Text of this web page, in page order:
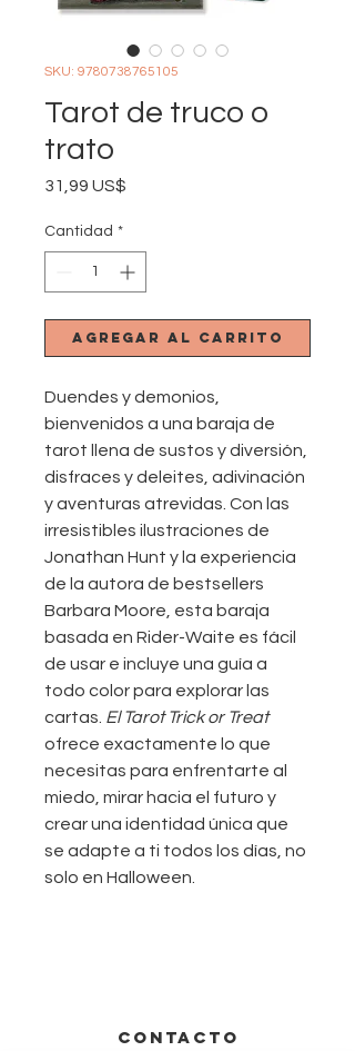
SKU: 9780738765105
Tarot de truco o
trato
31,99 US$
Cantidad *
Agregar al carrito
Duendes y demonios,
bienvenidos a una baraja de
tarot llena de sustos y diversión,
disfraces y deleites, adivinación
y aventuras atrevidas. Con las
irresistibles ilustraciones de
Jonathan Hunt y la experiencia
de la autora de bestsellers
Barbara Moore, esta baraja
basada en Rider-Waite es fácil
de usar e incluye una guía a
todo color para explorar las
cartas. El Tarot Trick or Treat
ofrece exactamente lo que
necesitas para enfrentarte al
miedo, mirar hacia el futuro y
crear una identidad única que
se adapte a ti todos los días, no
solo en Halloween.
CONTACTO